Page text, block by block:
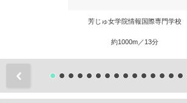
芳じゅ女学院情報国際専門学校
約1000m／13分